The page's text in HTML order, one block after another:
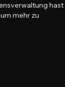
hast
mehr zu